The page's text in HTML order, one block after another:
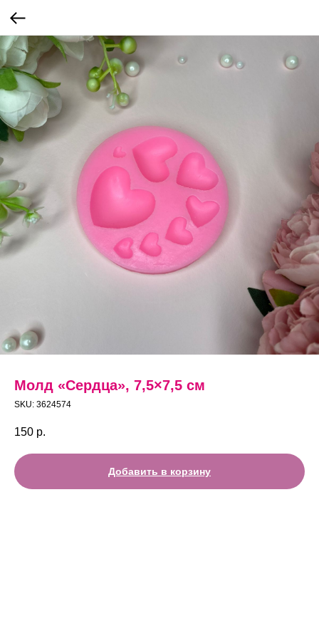
Молд «Сердца», 7,5×7,5 см
SKU: 3624574
150 р.
Добавить в корзину